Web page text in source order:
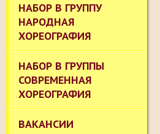
НАБОР В ГРУППУ
НАРОДНАЯ
ХОРЕОГРАФИЯ
НАБОР В ГРУППЫ
СОВРЕМЕННАЯ
ХОРЕОГРАФИЯ
ВАКАНСИИ